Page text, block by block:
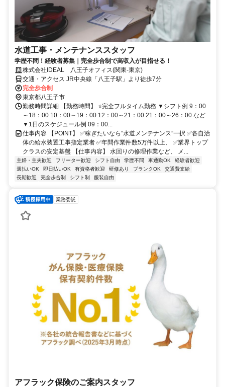
水道工事・メンテナンススタッフ
学歴不問！経験者募集｜完全歩合制で高収入が目指せる！
株式会社IDEAL 八王子オフィス(関東-東京)
交通・アクセス JR中央線「八王子駅」より徒歩7分
完全歩合制
東京都八王子市
勤務時間詳細 【勤務時間】 ⭐完全フルタイム勤務 ▼シフト例 9：00
～18：00 10：00～19：00 12：00～21：00 21：00～26：00 など
▼1日のスケジュール例 09：00...
仕事内容 【POINT】 ✅稼ぎたいなら”水道メンテナンス”一択 ✅各自治
体の給水装置工事指定業者 ✅年間作業件数5万件以上、 ✅業界トップ
クラスの安定基盤 【仕事内容】 水回りの修理作業など、 メ...
主婦・主夫歓迎 フリーター歓迎 シフト自由 学歴不問 車通勤OK
経験者歓迎
週払いOK
即日払いOK 有資格者歓迎 研修あり ブランクOK
交通費支給
長期歓迎
完全歩合制 シフト制 服装自由
業務委託
アフラック保険のご案内スタッフ